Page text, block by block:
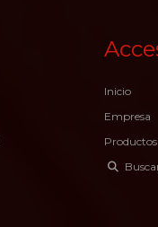
Inicio
Empresa
Productos